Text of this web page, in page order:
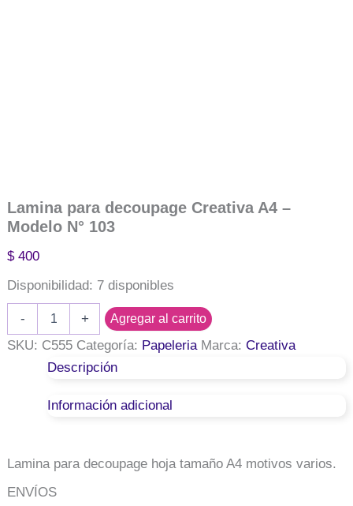
Lamina para decoupage Creativa A4 –
Modelo N° 103
$400
Disponibilidad: 7 disponibles
-
decoupage
+ Agregar al carrito
SKU: C555 Categoría: Papeleria Marca:Creativa
Descripción
Información adicional
Lamina para decoupage hoja tamaño A4 motivos varios.
ENVÍOS